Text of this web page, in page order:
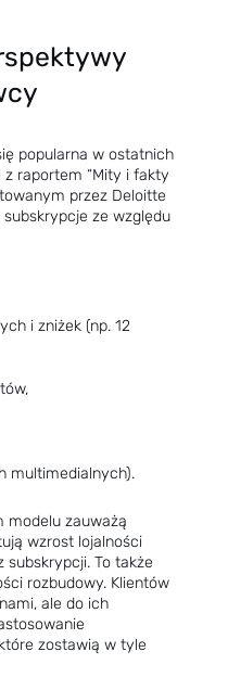
popularna w ostatnich
z raportem “Mity i fakty
przez Deloitte
ze względu
i zniżek (np. 12
multimedialnych).
modelu zauważą
wzrost lojalności
To także
rozbudowy. Klientów
ale do ich
zostawią w tyle